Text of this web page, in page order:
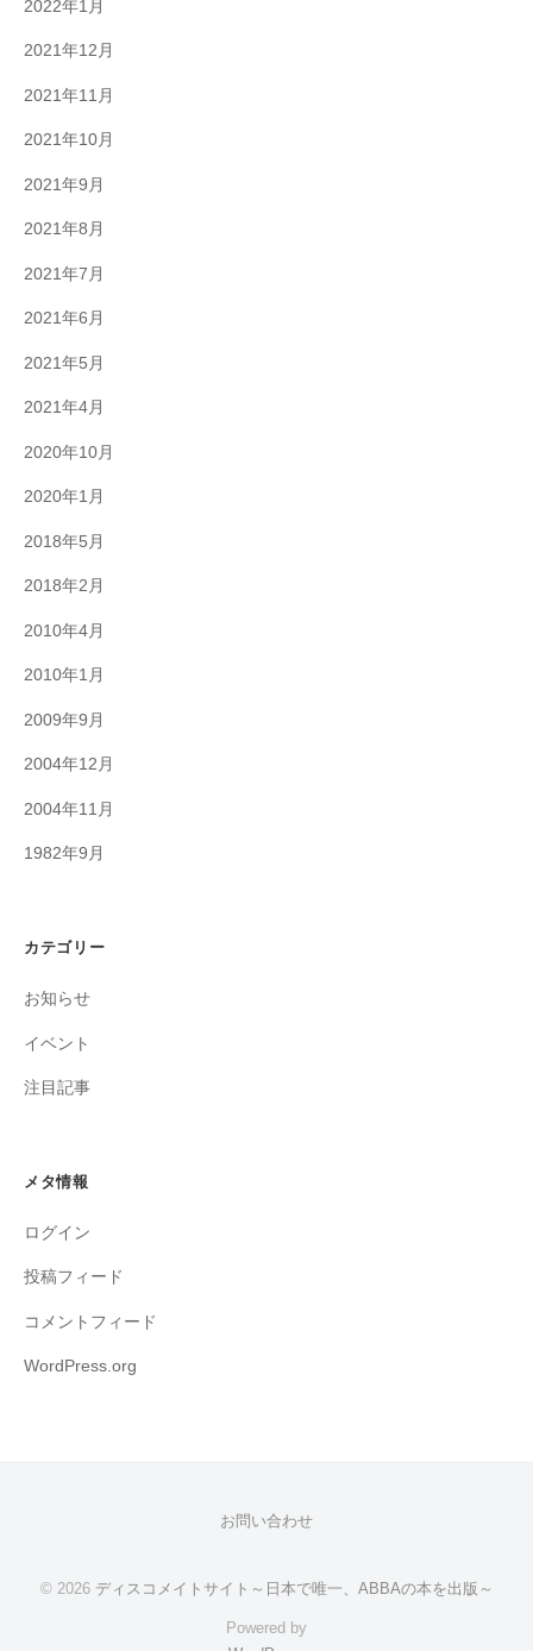
2022年1月
2021年12月
2021年11月
2021年10月
2021年9月
2021年8月
2021年7月
2021年6月
2021年5月
2021年4月
2020年10月
2020年1月
2018年5月
2018年2月
2010年4月
2010年1月
2009年9月
2004年12月
2004年11月
1982年9月
カテゴリー
お知らせ
イベント
注目記事
メタ情報
ログイン
投稿フィード
コメントフィード
WordPress.org
お問い合わせ
© 2026 ディスコメイトサイト～日本で唯一、ABBAの本を出版～
Powered by